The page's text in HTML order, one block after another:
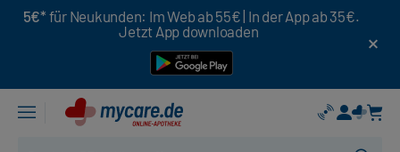
5€* für Neukunden: Im Web ab 55€ | In der App ab 35€.
Jetzt App downloaden